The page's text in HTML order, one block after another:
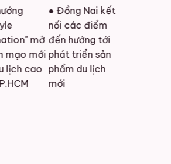
● Đồng Nai kết
nối các điểm
đến hướng tới
phát triển sản
phẩm du lịch
mới